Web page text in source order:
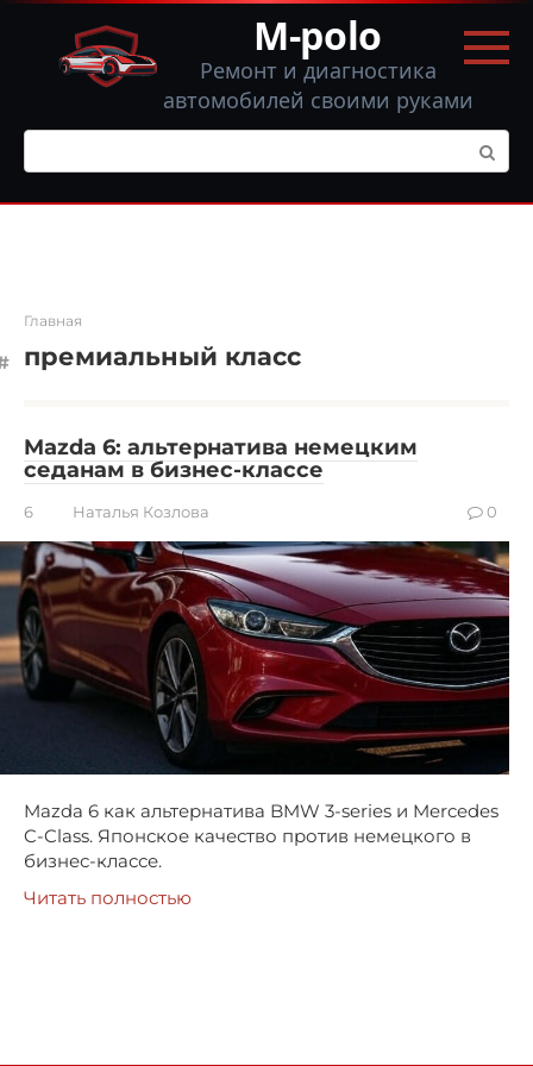
Перейти
контенту
M-polo
Ремонт и диагностика
автомобилей своими руками
Поиск:
Главная
премиальный класс
Mazda 6: альтернатива немецким
седанам в бизнес-классе
6 Наталья Козлова 0
Mazda 6 как альтернатива BMW 3-series и Mercedes
C-Class. Японское качество против немецкого в
бизнес-классе.
Читать полностью